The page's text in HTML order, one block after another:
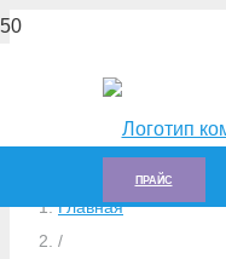
ПРАЙС
Главная
/